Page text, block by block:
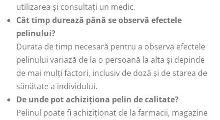
utilizarea și consultați un medic.
Cât timp durează până se observă efectele
pelinului?
Durata de timp necesară pentru a observa efectele
pelinului variază de la o persoană la alta și depinde
de mai mulți factori, inclusiv de doză și de starea de
sănătate a individului.
De unde pot achiziționa pelin de calitate?
Pelinul poate fi achiziționat de la farmacii, magazine